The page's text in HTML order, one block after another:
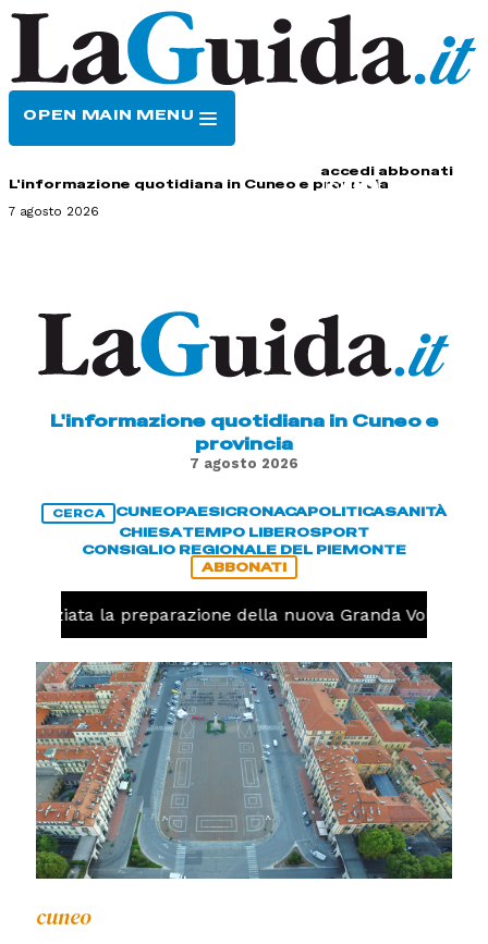
OPEN MAIN MENU
accedi abbonati
L'informazione quotidiana in Cuneo e provincia
7 agosto 2026
L'informazione quotidiana in Cuneo e
provincia
7 agosto 2026
CERCA CUNEOPAESICRONACAPOLITICASANITÀ
CHIESATEMPO LIBEROSPORT
CONSIGLIO REGIONALE DEL PIEMONTE
ABBONATI
iniziata la preparazione della nuova Granda Volley
cuneo